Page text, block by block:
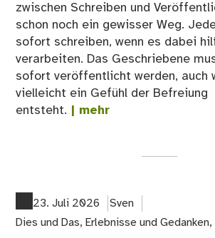
zwischen Schreiben und
schon noch ein gewisser Weg.
sofort schreiben, wenn es dabei
verarbeiten. Das Geschriebene
sofort veröffentlicht werden, auch
vielleicht ein Gefühl der Befreiung
entsteht. | mehr
23. Juli 2026
Sven
Dies und Das, Erlebnisse und Gedanken,